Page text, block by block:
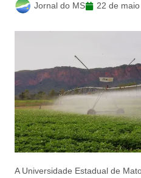
Jornal do MS 22 de maio
A Universidade Estadual de